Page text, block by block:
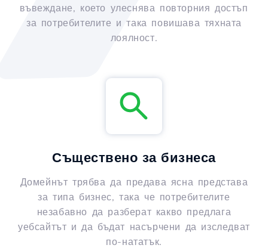
въвеждане, което улеснява повторния достъп
за потребителите и така повишава тяхната
лоялност.
Съществено за бизнеса
Домейнът трябва да предава ясна представа
за типа бизнес, така че потребителите
незабавно да разберат какво предлага
уебсайтът и да бъдат насърчени да изследват
по-нататък.